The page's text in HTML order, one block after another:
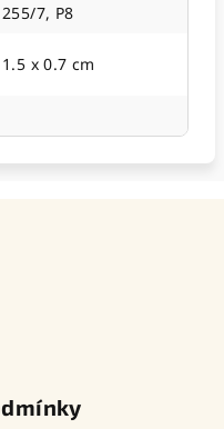
255/7, P8
1.5 x 0.7 cm